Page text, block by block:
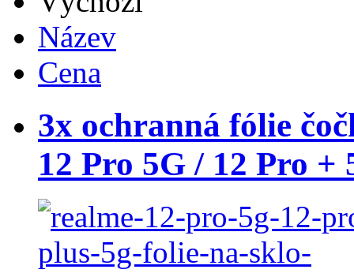
Název
Cena
3x ochranná fólie
12 Pro 5G / 12 Pro +